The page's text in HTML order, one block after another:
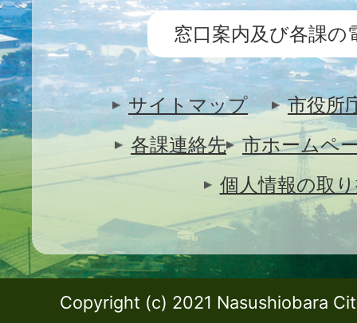
窓口案内及び各課の
サイトマップ
市役所
各課連絡先
市ホームペ
個人情報の取
Copyright (c) 2021 Nasushiobara